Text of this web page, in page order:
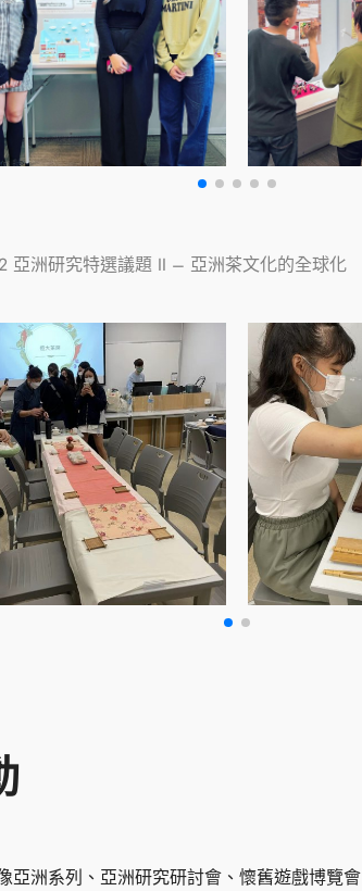
亞洲研究特選議題 II – 亞洲茶文化的全球化
亞洲系列、亞洲研究研討會、懷舊遊戲博覽會